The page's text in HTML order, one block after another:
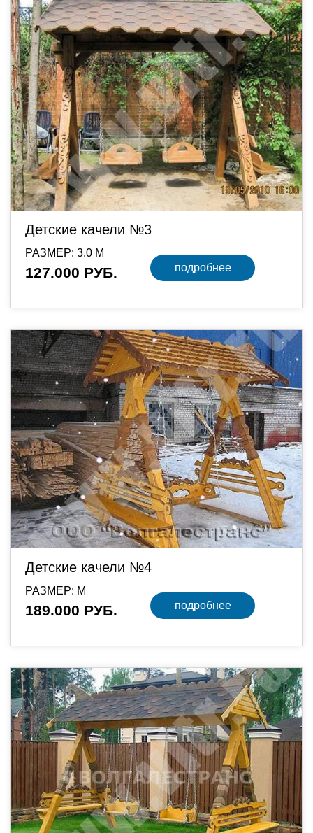
Детские качели №3
РАЗМЕР: 3.0 М
127.000 РУБ. подробнее
Детские качели №4
РАЗМЕР: М
189.000 РУБ. подробнее